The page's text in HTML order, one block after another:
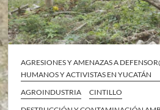
AGRESIONES Y AMENAZAS A
HUMANOS Y ACTIVISTAS EN YUCATÁN
AGROINDUSTRIA
CINTILLO